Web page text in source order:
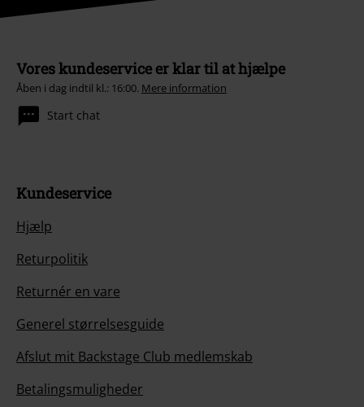
Vores kundeservice er klar til at hjælpe
Åben i dag indtil kl.: 16:00. Mere information
Start chat
Kundeservice
Hjælp
Returpolitik
Returnér en vare
Generel størrelsesguide
Afslut mit Backstage Club medlemskab
Betalingsmuligheder